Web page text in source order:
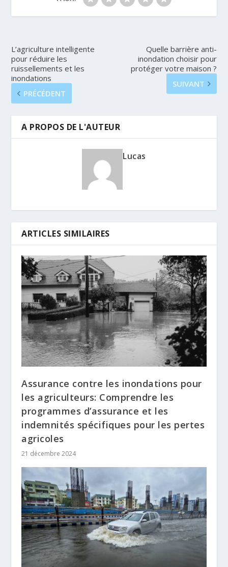
L’agriculture intelligente
pour réduire les
ruissellements et les
inondations
PRÉCÉDENT
Quelle barrière anti-
inondation choisir pour
protéger votre maison ?
SUIVANT
A PROPOS DE L'AUTEUR
Lucas
ARTICLES SIMILAIRES
Assurance contre les inondations pour
les agriculteurs: Comprendre les
programmes d’assurance et les
indemnités spécifiques pour les pertes
agricoles
21 décembre 2024